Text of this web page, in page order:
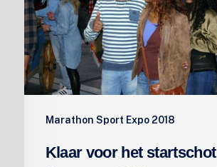
Marathon Sport Expo 2018
Klaar voor het startschot